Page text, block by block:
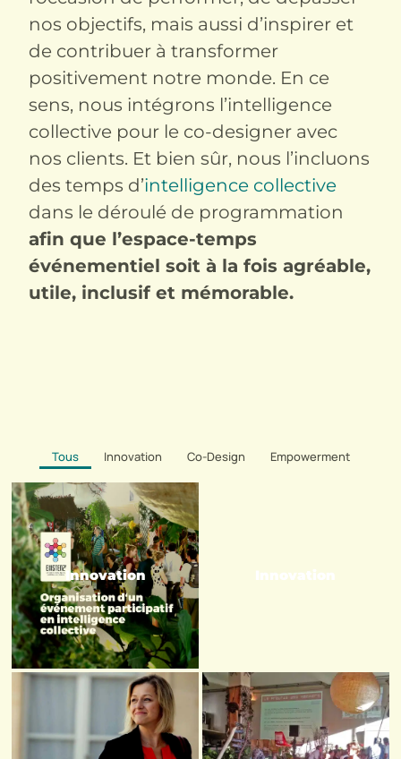
nos objectifs, mais aussi d’inspirer et
de contribuer à transformer
positivement notre monde. En ce
sens, nous intégrons l’intelligence
collective pour le co-designer avec
nos clients. Et bien sûr, nous l’incluons
des temps d’intelligence collective
dans le déroulé de programmation
afin que l’espace-temps
événementiel soit à la fois agréable,
utile, inclusif et mémorable.
Tous Innovation Co-Design Empowerment
Innovation Innovation